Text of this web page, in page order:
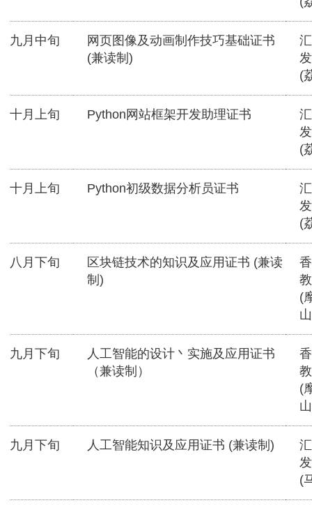
九月中旬
网页图像及动画制作技巧基础证书
(兼读制)
(
十月上旬 Python网站框架开发助理证书
(
十月上旬 Python初级数据分析员证书
(
八月下旬
区块链技术的知识及应用证书 (兼读
制)
(
九月下旬
人工智能的设计丶实施及应用证书
（兼读制）
(
九月下旬 人工智能知识及应用证书 (兼读制)
(